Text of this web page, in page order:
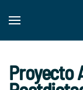
Skip to main
Proyecto